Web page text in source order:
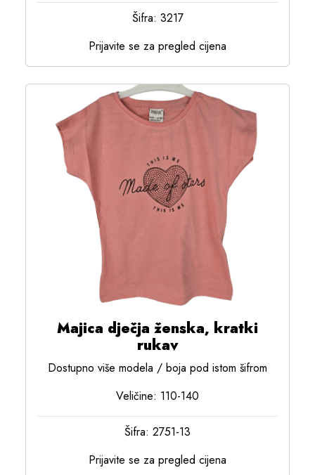
Šifra: 3217
Prijavite se za pregled cijena
Majica dječja ženska, kratki
rukav
Dostupno više modela / boja pod istom šifrom
Veličine: 110-140
Šifra: 2751-13
Prijavite se za pregled cijena